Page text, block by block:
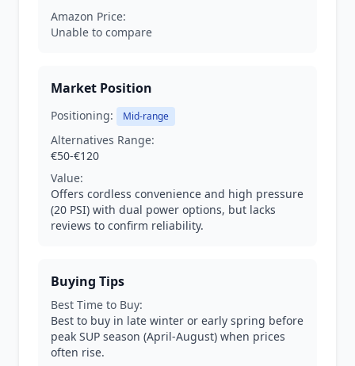
Amazon Price:
Unable to compare
Market Position
Positioning: Mid-range
Alternatives Range:
€50-€120
Value:
Offers cordless convenience and high pressure
(20 PSI) with dual power options, but lacks
reviews to confirm reliability.
Buying Tips
Best Time to Buy:
Best to buy in late winter or early spring before
peak SUP season (April-August) when prices
often rise.